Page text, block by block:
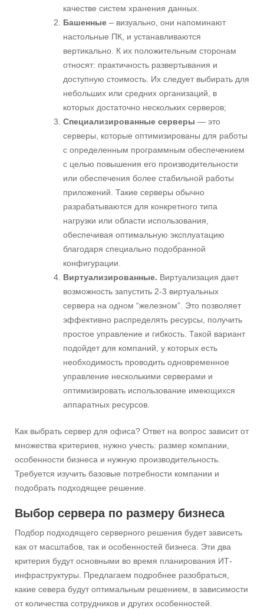
качестве систем хранения данных.
Башенные – визуально, они напоминают
настольные ПК, и устанавливаются
вертикально. К их положительным сторонам
относят: практичность развертывания и
доступную стоимость. Их следует выбирать для
небольших или средних организаций, в
которых достаточно нескольких серверов;
Специализированные серверы — это
серверы, которые оптимизированы для работы
с определенным программным обеспечением
с целью повышения его производительности
или обеспечения более стабильной работы
приложений. Такие серверы обычно
разрабатываются для конкретного типа
нагрузки или области использования,
обеспечивая оптимальную эксплуатацию
благодаря специально подобранной
конфигурации.
Виртуализированные. Виртуализация дает
возможность запустить 2-3 виртуальных
сервера на одном “железном”. Это позволяет
эффективно распределять ресурсы, получить
простое управление и гибкость. Такой вариант
подойдет для компаний, у которых есть
необходимость проводить одновременное
управление несколькими серверами и
оптимизировать использование имеющихся
аппаратных ресурсов.
Как выбрать сервер для офиса? Ответ на вопрос зависит от
множества критериев, нужно учесть: размер компании,
особенности бизнеса и нужную производительность.
Требуется изучить базовые потребности компании и
подобрать подходящее решение.
Выбор сервера по размеру бизнеса
Подбор подходящего серверного решения будет зависеть
как от масштабов, так и особенностей бизнеса. Эти два
критерия будут основными во время планирования ИТ-
инфраструктуры. Предлагаем подробнее разобраться,
какие севера будут оптимальным решением, в зависимости
от количества сотрудников и других особенностей.